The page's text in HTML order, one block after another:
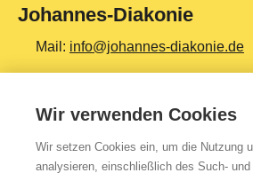
Johannes-Diakonie
Mail: info@johannes-diakonie.de
Tel:06261 - 88-0
Top Themen
Wir verwenden Cookies
Wir setzen Cookies ein, um die Nutzung
analysieren, einschließlich des Such-